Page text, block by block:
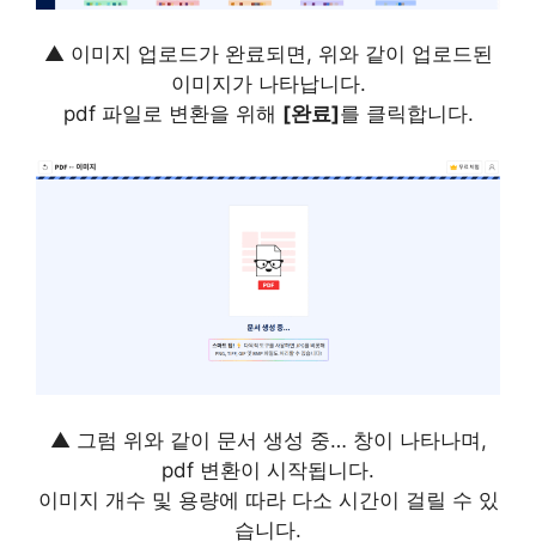
▲ 이미지 업로드가 완료되면, 위와 같이 업로드된
이미지가 나타납니다.
pdf 파일로 변환을 위해 [완료]를 클릭합니다.
▲ 그럼 위와 같이 문서 생성 중… 창이 나타나며,
pdf 변환이 시작됩니다.
이미지 개수 및 용량에 따라 다소 시간이 걸릴 수 있
습니다.